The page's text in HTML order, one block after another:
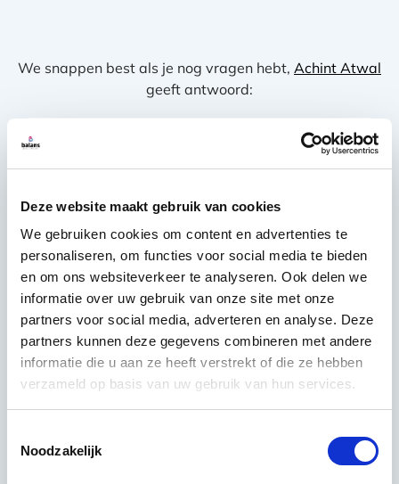
Deze website maakt gebruik van cookies
We gebruiken cookies om content en advertenties te
personaliseren, om functies voor social media te bieden
en om ons websiteverkeer te analyseren. Ook delen we
informatie over uw gebruik van onze site met onze
partners voor social media, adverteren en analyse. Deze
partners kunnen deze gegevens combineren met andere
informatie die u aan ze heeft verstrekt of die ze hebben
verzameld op basis van uw gebruik van hun services.
Noodzakelijk
We snappen best als je nog vragen hebt, Achint Atwal
geeft antwoord:
Wat kost het uitbesteden van
Balans neemt de zorg voor schoonmaak
uit handen tegen de beste prijs-kwaliteit
verhouding. Aan de hand van jouw
opdracht in Den Haag en de frequentie
daarvan stemmen wij de beste prijs met
je af.
Is er sprake van een
schoonmaakcontract?
Wij hanteren contracten per jaar. Dankzij